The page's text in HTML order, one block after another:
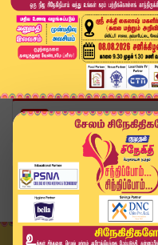
Home
ஆன்மிகம்
மாணவர்கள் தேர்வில்